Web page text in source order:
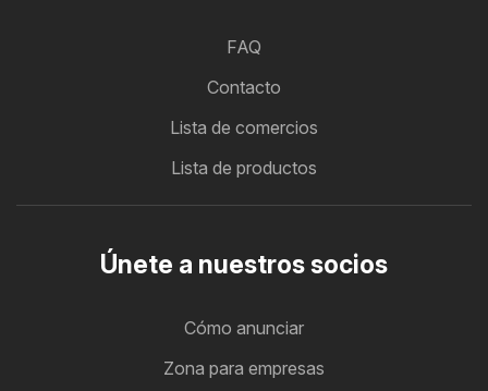
FAQ
Contacto
Lista de comercios
Lista de productos
Únete a nuestros socios
Cómo anunciar
Zona para empresas